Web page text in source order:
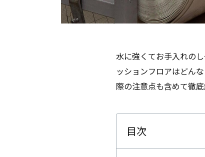
水に強くてお手入れの
ッションフロアはどん
際の注意点も含めて徹底
目次